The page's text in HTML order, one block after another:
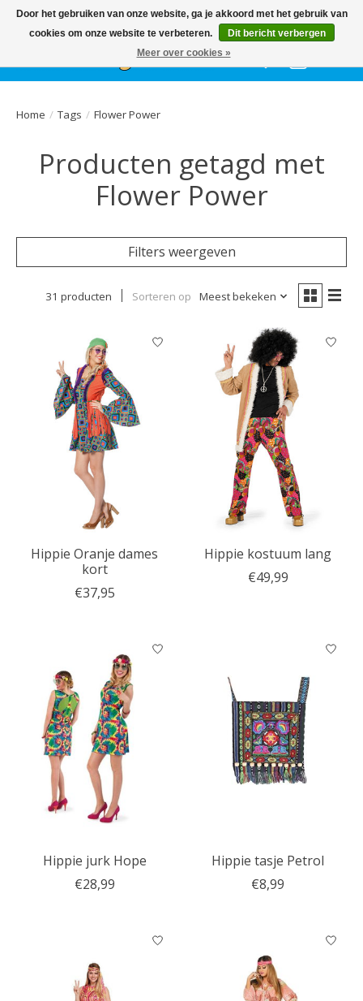
HetGEHELE jaar, grote collectie feestkleding & accessoires |
Ballonnen | Schmink | Bedrukking | Altijd gratis parkeren
Verlanglijst
Home / Tags / Flower Power
Producten getagd met
Flower Power
Filters weergeven
31 producten Sorteren op Meest bekeken
Hippie Oranje dames
kort
€37,95
Hippie kostuum lang
€49,99
Hippie jurk Hope
€28,99
Hippie tasje Petrol
€8,99
Door het gebruiken van onze website, ga je akkoord met het gebruik van
cookies om onze website te verbeteren.
Dit bericht verbergen
Meer over cookies »